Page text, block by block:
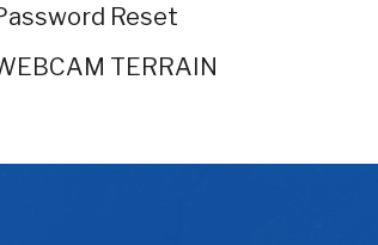
Reset
TERRAIN